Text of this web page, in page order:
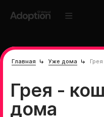
Главная Уже дома Грея
Грея -
дома